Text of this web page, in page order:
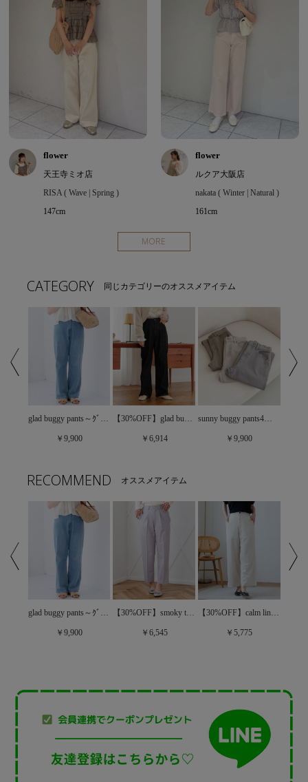
flower
天王寺ミオ店
RISA ( Wave | Spring )
147cm
flower
ルクア大阪店
nakata ( Winter | Natural )
161cm
MORE
CATEGORY 同じカテゴリーのオススメアイテム
glad buggy pants～ｸﾞﾗｯﾄﾞﾊﾞｷﾞｰﾊﾟﾝﾂ
￥9,900
【30%OFF】glad buggy pants2～ｸﾞﾗｯﾄﾞﾊﾞｷﾞｰﾊﾟﾝﾂ2
￥6,914
sunny buggy pants4～ｻﾆｰﾊﾞｷﾞｰﾊﾟﾝﾂ4
￥9,900
RECOMMEND オススメアイテム
glad buggy pants～ｸﾞﾗｯﾄﾞﾊﾞｷﾞｰﾊﾟﾝﾂ
￥9,900
【30%OFF】smoky tapered pants3～ｽﾓｰｷｰﾃｰﾊﾟｰﾄﾞﾊﾟﾝﾂ3
￥6,545
【30%OFF】calm linen pants～ｶｰﾑﾘﾈﾝﾊﾟﾝﾂ
￥5,775